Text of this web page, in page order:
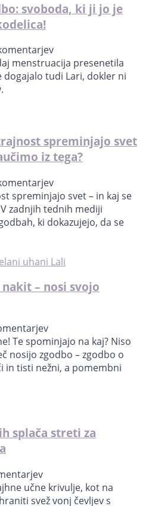
svoboda, ki ji jo je
menstruacija presenetila
dogajalo tudi Lari, dokler ni
spreminjajo svet
iz tega?
spreminjajo svet – in kaj se
zadnjih tednih mediji
ki dokazujejo, da se
– nosi svojo
Te spominjajo na kaj? Niso
nosijo zgodbo – zgodbo o
in tisti nežni, a pomembni
splača streti za
učne krivulje, kot na
svež vonj čevljev s